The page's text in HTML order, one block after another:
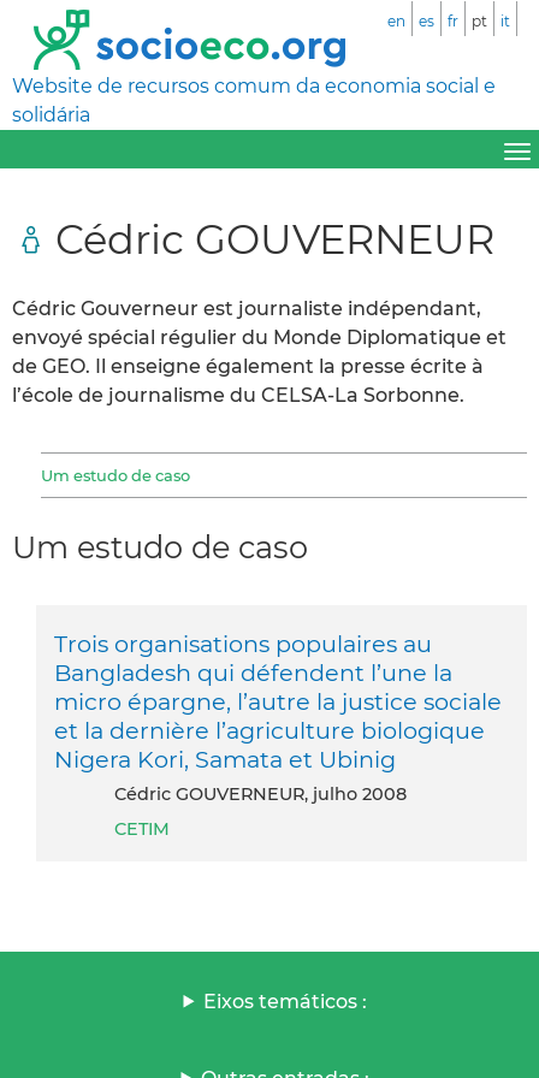
Website de recursos comum da economia social e
solidária
en es fr pt it
Cédric GOUVERNEUR
Cédric Gouverneur est journaliste indépendant,
envoyé spécial régulier du Monde Diplomatique et
de GEO. Il enseigne également la presse écrite à
l’école de journalisme du CELSA-La Sorbonne.
Um estudo de caso
Um estudo de caso
Trois organisations populaires au
Bangladesh qui défendent l’une la
micro épargne, l’autre la justice sociale
et la dernière l’agriculture biologique
Nigera Kori, Samata et Ubinig
Cédric GOUVERNEUR, julho 2008
CETIM
Eixos temáticos :